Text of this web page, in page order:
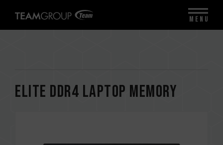
ELITE DDR4 LAPTOP MEMORY
MENU